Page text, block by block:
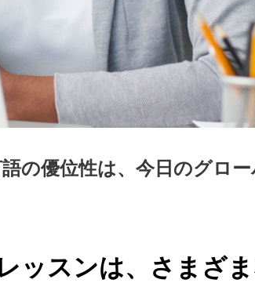
の優位性は、今日のグロ
ッスンは、さまざ